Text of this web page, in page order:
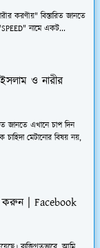
করণীয়" বিস্তারিত জানতে
নামে একট...
ও নারীর
জানতে এখানে চাপ দিন
মেটানোর বিষয় নয়,
করুন | Facebook